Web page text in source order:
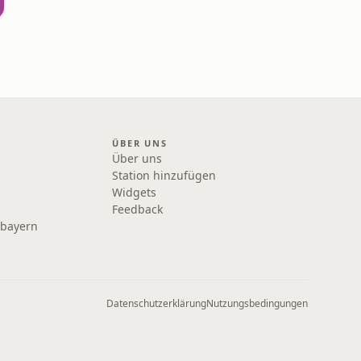
ÜBER UNS
Über uns
Station hinzufügen
Widgets
Feedback
DatenschutzerklärungNutzungsbedingungen